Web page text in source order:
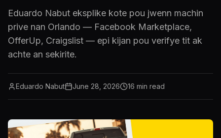
Eduardo Nabut eksplike kote pou jwenn machin
prive nan Orlando — Facebook Marketplace,
OfferUp, Craigslist — epi kijan pou verifye tit ak
achte an sekirite.
Eduardo Nabut June 28, 2026 16 min read